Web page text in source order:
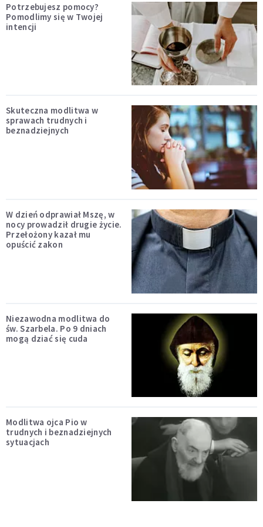
Potrzebujesz pomocy?
Pomodlimy się w Twojej
intencji
Skuteczna modlitwa w
sprawach trudnych i
beznadziejnych
W dzień odprawiał Mszę, w
nocy prowadził drugie życie.
Przełożony kazał mu
opuścić zakon
Niezawodna modlitwa do
św. Szarbela. Po 9 dniach
mogą dziać się cuda
Modlitwa ojca Pio w
trudnych i beznadziejnych
sytuacjach